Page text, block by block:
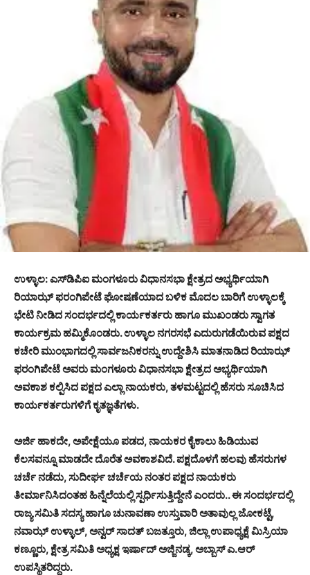
ಉಳ್ಳಾಲ: ಎಸ್‍ಡಿಪಿಐ ಮಂಗಳೂರು ವಿಧಾನಸಭಾ ಕ್ಷೇತ್ರದ ಅಭ್ಯರ್ಥಿಯಾಗಿ
ರಿಯಾಝ್ ಫರಂಗಿಪೇಟೆ ಘೋಷಣೆಯಾದ ಬಳಿಕ ಮೊದಲ ಬಾರಿಗೆ ಉಳ್ಳಾಲಕ್ಕೆ
ಭೇಟಿ ನೀಡಿದ ಸಂದರ್ಭದಲ್ಲಿ ಕಾರ್ಯಕರ್ತರು ಹಾಗೂ ಮುಖಂಡರು ಸ್ವಾಗತ
ಕಾರ್ಯಕ್ರಮ ಹಮ್ಮಿಕೊಂಡರು. ಉಳ್ಳಾಲ ನಗರಸಭೆ ಎದುರುಗಡೆಯಿರುವ ಪಕ್ಷದ
ಕಚೇರಿ ಮುಂಭಾಗದಲ್ಲಿ ಸಾರ್ವಜನಿಕರನ್ನು ಉದ್ದೇಶಿಸಿ ಮಾತನಾಡಿದ ರಿಯಾಝ್
ಫರಂಗಿಪೇಟೆ ಅವರು ಮಂಗಳೂರು ವಿಧಾನಸಭಾ ಕ್ಷೇತ್ರದ ಅಭ್ಯರ್ಥಿಯಾಗಿ
ಅವಕಾಶ ಕಲ್ಪಿಸಿದ ಪಕ್ಷದ ಎಲ್ಲಾ ನಾಯಕರು, ತಳಮಟ್ಟದಲ್ಲಿ ಹೆಸರು ಸೂಚಿಸಿದ
ಕಾರ್ಯಕರ್ತರುಗಳಿಗೆ ಕೃತಜ್ಞತೆಗಳು.
ಅರ್ಜಿ ಹಾಕದೇ, ಅಪೇಕ್ಷೆಯೂ ಪಡದ, ನಾಯಕರ ಕೈಕಾಲು ಹಿಡಿಯುವ
ಕೆಲಸವನ್ನೂ ಮಾಡದೇ ದೊರೆತ ಅವಕಾಶವಿದೆ. ಪಕ್ಷದೊಳಗೆ ಹಲವು ಹೆಸರುಗಳ
ಚರ್ಚೆ ನಡೆದು, ಸುದೀರ್ಘ ಚರ್ಚೆಯ ನಂತರ ಪಕ್ಷದ ನಾಯಕರು
ತೀರ್ಮಾನಿಸಿದಂತಹ ಹಿನ್ನೆಲೆಯಲ್ಲಿ ಸ್ಪರ್ಧಿಸುತ್ತಿದ್ದೇನೆ ಎಂದರು.. ಈ ಸಂದರ್ಭದಲ್ಲಿ
ರಾಜ್ಯ ಸಮಿತಿ ಸದಸ್ಯ ಹಾಗೂ ಚುನಾವಣಾ ಉಸ್ತುವಾರಿ ಅತಾವುಲ್ಲ ಜೋಕಟ್ಟೆ,
ನವಾಝ್ ಉಳ್ಳಾಲ್, ಅನ್ವರ್ ಸಾದತ್ ಬಜತ್ತೂರು, ಜಿಲ್ಲಾ ಉಪಾಧ್ಯಕ್ಷೆ ಮಿಸ್ರಿಯಾ
ಕಣ್ಣೂರು, ಕ್ಷೇತ್ರ ಸಮಿತಿ ಅಧ್ಯಕ್ಷ ಇರ್ಷಾದ್ ಅಜ್ಜಿನಡ್ಕ, ಅಬ್ಬಾಸ್ ಎ.ಆರ್
ಉಪಸ್ಥಿತರಿದ್ದರು.